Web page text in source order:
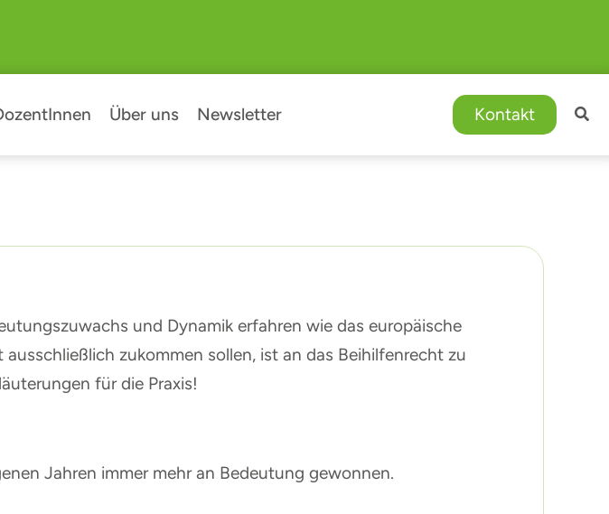
Über uns Newsletter Kontakt
und Dynamik erfahren wie das europäische
zukommen sollen, ist an das Beihilfenrecht zu
für die Praxis!
Jahren immer mehr an Bedeutung gewonnen.